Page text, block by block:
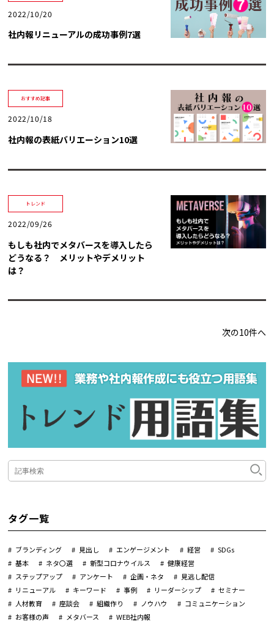
2022/10/20
社内報リニューアルの成功事例7選
おすすめ記事
2022/10/18
社内報の表紙バリエーション10選
トレンド
2022/09/26
もしも社内でメタバースを導入したら
どうなる？ メリットやデメリット
は？
次の10件へ
タグ一覧
ブランディング 見出し エンゲージメント 経営
SDGs
基本
ネタ〇選 新型コロナウイルス
健康経営
ステップアップ
アンケート 企画・ネタ
見逃し配信
リニューアル
キーワード 事例 リーダーシップ
セミナー
人材教育
座談会 組織作り ノウハウ
コミュニケーション
お客様の声
メタバース WEB社内報